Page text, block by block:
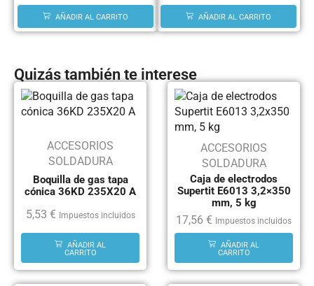
AÑADIR AL CARRITO AÑADIR AL CARRITO
Quizás también te interese
ACCESORIOS
SOLDADURA
Boquilla de gas tapa
cónica 36KD 235X20 A
5,53 € Impuestos incluidos
AÑADIR AL
CARRITO
ACCESORIOS
SOLDADURA
Caja de electrodos
Supertit E6013 3,2×350
mm, 5 kg
17,56 € Impuestos incluidos
AÑADIR AL
CARRITO